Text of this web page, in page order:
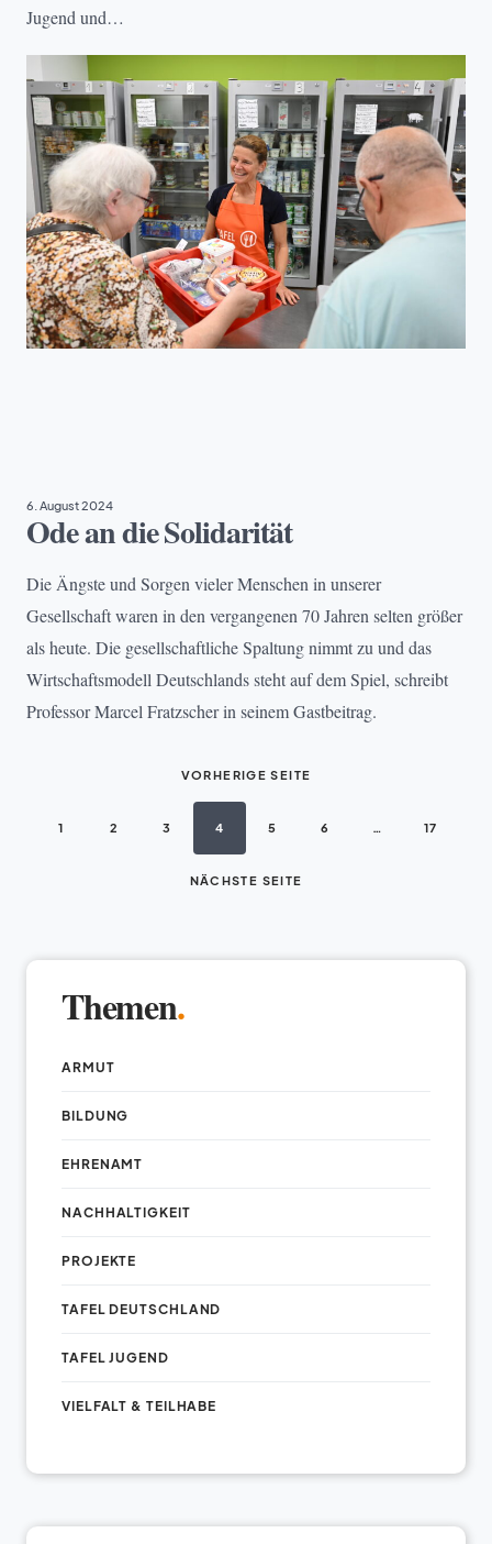
Jugend und…
6. August 2024
Ode an die Solidarität
Die Ängste und Sorgen vieler Menschen in unserer
Gesellschaft waren in den vergangenen 70 Jahren selten größer
als heute. Die gesellschaftliche Spaltung nimmt zu und das
Wirtschaftsmodell Deutschlands steht auf dem Spiel, schreibt
Professor Marcel Fratzscher in seinem Gastbeitrag.
VORHERIGE SEITE
1 2 3 4 5 6 … 17
NÄCHSTE SEITE
Themen.
ARMUT
BILDUNG
EHRENAMT
NACHHALTIGKEIT
PROJEKTE
TAFEL DEUTSCHLAND
TAFEL JUGEND
VIELFALT & TEILHABE